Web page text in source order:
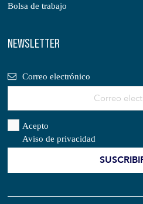
Bolsa de trabajo
NEWSLETTER
Correo electrónico
Acepto
Aviso de privacidad